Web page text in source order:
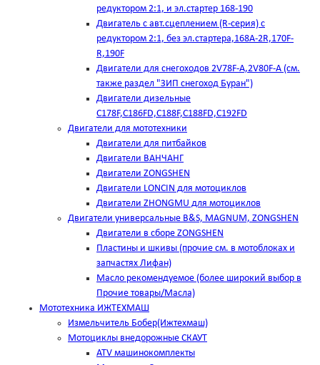
редуктором 2:1, и эл.стартер 168-190
Двигатель с авт.сцеплением (R-серия) с
редуктором 2:1, без эл.стартера,168А-2R,170F-
R,190F
Двигатели для снегоходов 2V78F-A,2V80F-A (см.
также раздел "ЗИП снегоход Буран")
Двигатели дизельные
C178F,С186FD,C188F,C188FD,C192FD
Двигатели для мототехники
Двигатели для питбайков
Двигатели ВАНЧАНГ
Двигатели ZONGSHEN
Двигатели LONCIN для мотоциклов
Двигатели ZHONGMU для мотоциклов
Двигатели универсальные B&S, MAGNUM, ZONGSHEN
Двигатели в сборе ZONGSHEN
Пластины и шкивы (прочие см. в мотоблоках и
запчастях Лифан)
Масло рекомендуемое (более широкий выбор в
Прочие товары/Масла)
Мототехника ИЖТЕХМАШ
Измельчитель Бобер(Ижтехмаш)
Мотоциклы внедорожные СКАУТ
ATV машинокомплекты